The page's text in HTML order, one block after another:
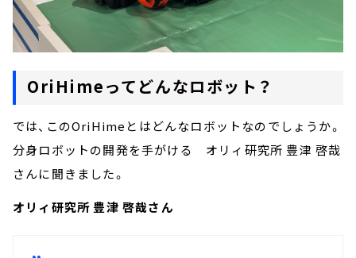
OriHimeってどんなロボット？
では、このOriHimeとはどんなロボットなのでしょうか。
分身ロボットの開発を手がける オリィ研究所 豊津 啓哉
さんに聞きました。
オリィ研究所 豊津 啓哉さん